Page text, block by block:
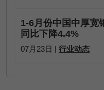
1-6月份中国中厚宽
同比下降4.4%
07月23日 | 行业动态